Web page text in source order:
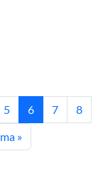
Page
5 Current page
6 Page
7 Page
8
»